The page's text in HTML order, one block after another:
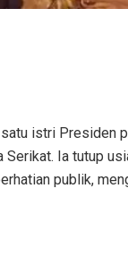
istri Presiden
Ia tutup
publik,